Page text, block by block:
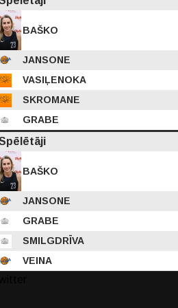
BAŠKO
JANSONE
VASIĻENOKA
SKROMANE
GRABE
BAŠKO
JANSONE
GRABE
SMILGDRĪVA
VEINA